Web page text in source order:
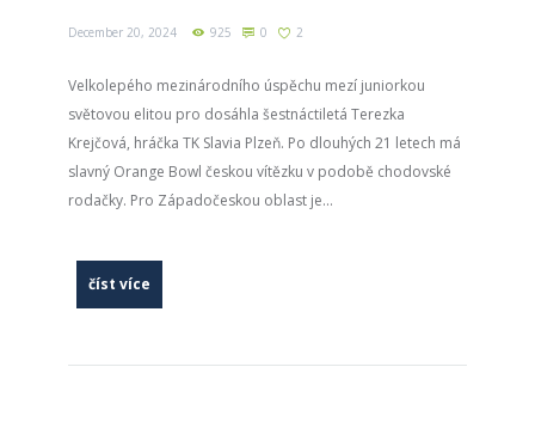
December 20, 2024 925 0 2
Velkolepého mezinárodního úspěchu mezí juniorkou
světovou elitou pro dosáhla šestnáctiletá Terezka
Krejčová, hráčka TK Slavia Plzeň. Po dlouhých 21 letech má
slavný Orange Bowl českou vítězku v podobě chodovské
rodačky. Pro Západočeskou oblast je...
číst více